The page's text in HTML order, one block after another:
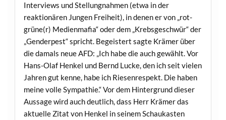
Interviews und Stellungnahmen (etwa in der
reaktionären Jungen Freiheit), in denen er von „rot-
grüne(r) Medienmafia“ oder dem „Krebsgeschwür“ der
„Genderpest“ spricht. Begeistert sagte Krämer über
die damals neue AFD: „Ich habe die auch gewählt. Vor
Hans-Olaf Henkel und Bernd Lucke, den ich seit vielen
Jahren gut kenne, habe ich Riesenrespekt. Die haben
meine volle Sympathie.“ Vor dem Hintergrund dieser
Aussage wird auch deutlich, dass Herr Krämer das
aktuelle Zitat von Henkel in seinem Schaukasten